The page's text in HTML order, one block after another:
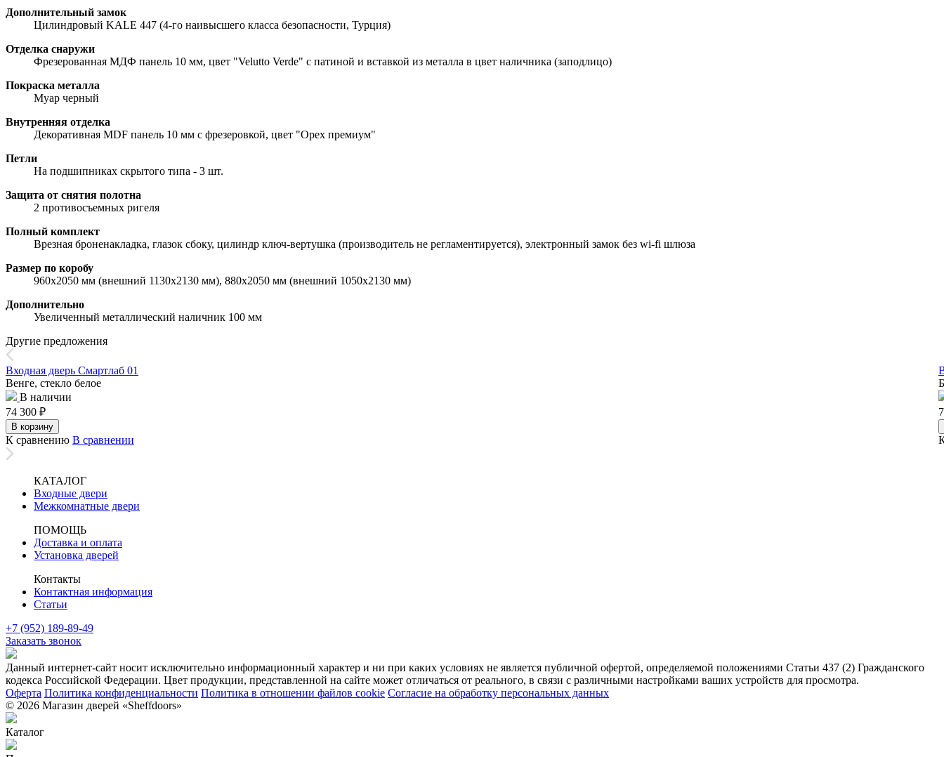
Дополнительный замок
Цилиндровый KALE 447 (4-го наивысшего класса безопасности, Турция)
Отделка снаружи
Фрезерованная МДФ панель 10 мм, цвет "Velutto Verde" с патиной и вставкой из металла в цвет наличника (заподлицо)
Покраска металла
Муар черный
Внутренняя отделка
Декоративная MDF панель 10 мм с фрезеровкой, цвет "Орех премиум"
Петли
На подшипниках скрытого типа - 3 шт.
Защита от снятия полотна
2 противосъемных ригеля
Полный комплект
Врезная броненакладка, глазок сбоку, цилиндр ключ-вертушка (производитель не регламентируется), электронный замок без wi-fi шлюза
Размер по коробу
960х2050 мм (внешний 1130х2130 мм), 880х2050 мм (внешний 1050х2130 мм)
Дополнительно
Увеличенный металлический наличник 100 мм
Другие предложения
Входная дверь Смартлаб 01
Венге, стекло белое
В наличии
74 300 ₽
В корзину
К сравнению В сравнении
КАТАЛОГ
Входные двери
Межкомнатные двери
ПОМОЩЬ
Доставка и оплата
Установка дверей
Контакты
Контактная информация
Статьи
+7 (952) 189-89-49
Заказать звонок
Данный интернет-сайт носит исключительно информационный характер и ни при каких условиях не является публичной офертой, определяемой положениями Статьи 437 (2) Гражданского
кодекса Российской Федерации. Цвет продукции, представленной на сайте может отличаться от реального, в связи с различными настройками ваших устройств для просмотра.
Оферта Политика конфиденциальности Политика в отношении файлов cookie Согласие на обработку персональных данных
© 2026 Магазин дверей «Sheffdoors»
Каталог